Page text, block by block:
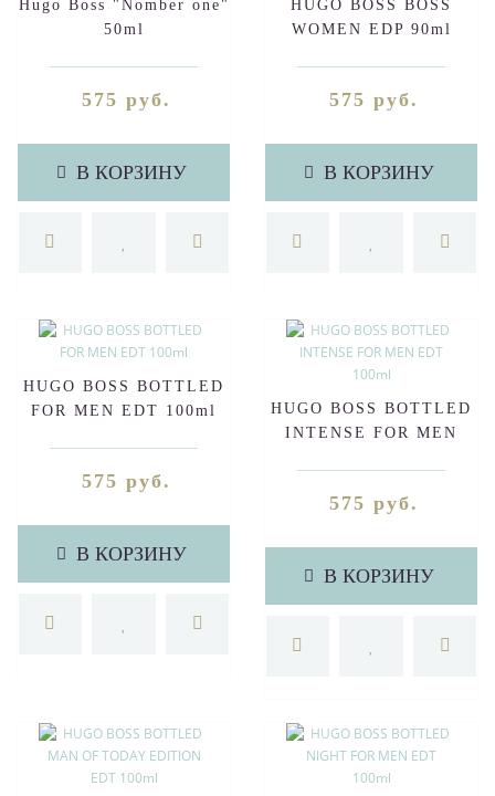
Hugo Boss "Nomber one"
50ml
575 руб.
В КОРЗИНУ
HUGO BOSS BOSS
WOMEN EDP 90ml
575 руб.
В КОРЗИНУ
HUGO BOSS BOTTLED
FOR MEN EDT 100ml
575 руб.
В КОРЗИНУ
HUGO BOSS BOTTLED
INTENSE FOR MEN
575 руб.
В КОРЗИНУ